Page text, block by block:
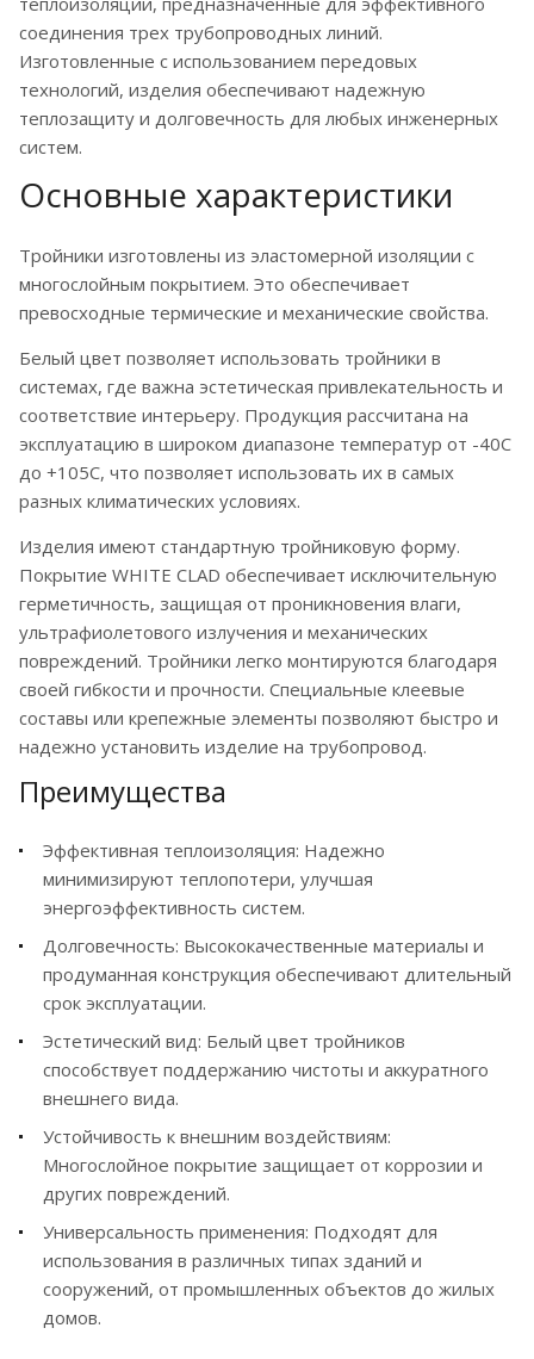
соединения трех трубопроводных линий.
Изготовленные с использованием передовых
технологий, изделия обеспечивают надежную
теплозащиту и долговечность для любых инженерных
систем.
Основные характеристики
Тройники изготовлены из эластомерной изоляции с
многослойным покрытием. Это обеспечивает
превосходные термические и механические свойства.
Белый цвет позволяет использовать тройники в
системах, где важна эстетическая привлекательность и
соответствие интерьеру. Продукция рассчитана на
эксплуатацию в широком диапазоне температур от -40C
до +105C, что позволяет использовать их в самых
разных климатических условиях.
Изделия имеют стандартную тройниковую форму.
Покрытие WHITE CLAD обеспечивает исключительную
герметичность, защищая от проникновения влаги,
ультрафиолетового излучения и механических
повреждений. Тройники легко монтируются благодаря
своей гибкости и прочности. Специальные клеевые
составы или крепежные элементы позволяют быстро и
надежно установить изделие на трубопровод.
Преимущества
Эффективная теплоизоляция: Надежно
минимизируют теплопотери, улучшая
энергоэффективность систем.
Долговечность: Высококачественные материалы и
продуманная конструкция обеспечивают длительный
срок эксплуатации.
Эстетический вид: Белый цвет тройников
способствует поддержанию чистоты и аккуратного
внешнего вида.
Устойчивость к внешним воздействиям:
Многослойное покрытие защищает от коррозии и
других повреждений.
Универсальность применения: Подходят для
использования в различных типах зданий и
сооружений, от промышленных объектов до жилых
домов.